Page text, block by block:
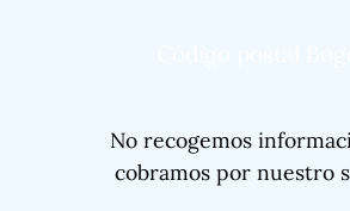
No recogemos
cobramos por nuestro